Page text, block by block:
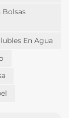
Bolsas
En Agua